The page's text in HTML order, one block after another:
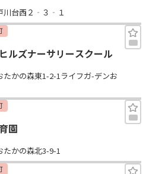
川台西２‐３‐１
ルズナーサリースクール
たかの森東1-2-1ライフガ-デンお
園
かの森北3-9-1